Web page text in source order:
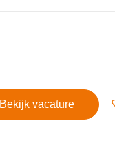
Bekijk vacature